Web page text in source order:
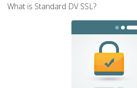
What is Standard DV SSL?